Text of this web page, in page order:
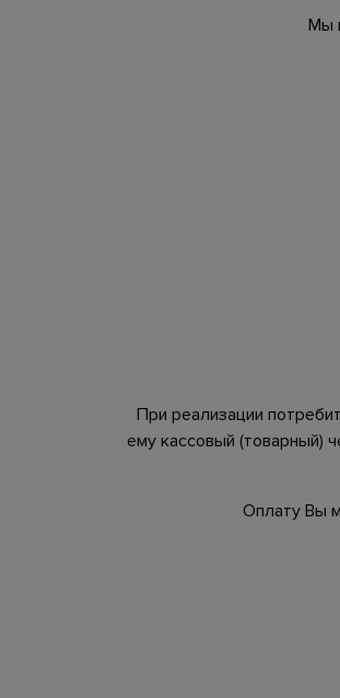
Мы
При реализации
ему кассовый (товарный)
Оплату Вы